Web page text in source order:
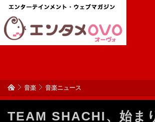
音楽 音楽ニュース
TEAM SHACHI、始ま